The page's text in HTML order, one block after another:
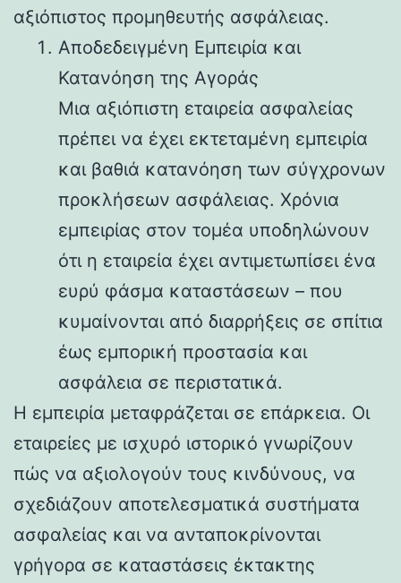
αξιόπιστος προμηθευτής ασφάλειας.
Αποδεδειγμένη Εμπειρία και
Κατανόηση της Αγοράς
Μια αξιόπιστη εταιρεία ασφαλείας
πρέπει να έχει εκτεταμένη εμπειρία
και βαθιά κατανόηση των σύγχρονων
προκλήσεων ασφάλειας. Χρόνια
εμπειρίας στον τομέα υποδηλώνουν
ότι η εταιρεία έχει αντιμετωπίσει ένα
ευρύ φάσμα καταστάσεων – που
κυμαίνονται από διαρρήξεις σε σπίτια
έως εμπορική προστασία και
ασφάλεια σε περιστατικά.
Η εμπειρία μεταφράζεται σε επάρκεια. Οι
εταιρείες με ισχυρό ιστορικό γνωρίζουν
πώς να αξιολογούν τους κινδύνους, να
σχεδιάζουν αποτελεσματικά συστήματα
ασφαλείας και να ανταποκρίνονται
γρήγορα σε καταστάσεις έκτακτης